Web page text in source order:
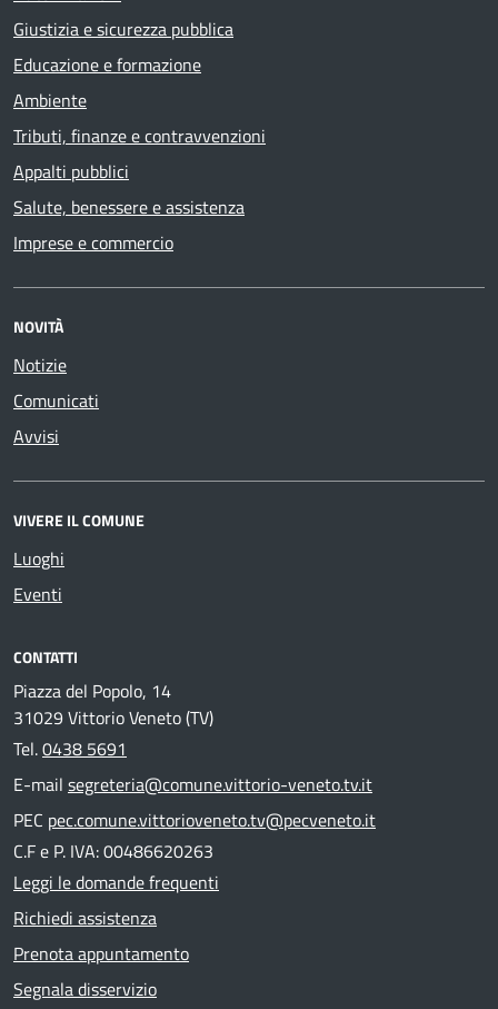
Giustizia e sicurezza pubblica
Educazione e formazione
Ambiente
Tributi, finanze e contravvenzioni
Appalti pubblici
Salute, benessere e assistenza
Imprese e commercio
NOVITÀ
Notizie
Comunicati
Avvisi
VIVERE IL COMUNE
Luoghi
Eventi
CONTATTI
Piazza del Popolo, 14
31029 Vittorio Veneto (TV)
Tel.0438 5691
E-mail segreteria@comune.vittorio-veneto.tv.it
PEC pec.comune.vittorioveneto.tv@pecveneto.it
C.F e P. IVA: 00486620263
Leggi le domande frequenti
Richiedi assistenza
Prenota appuntamento
Segnala disservizio